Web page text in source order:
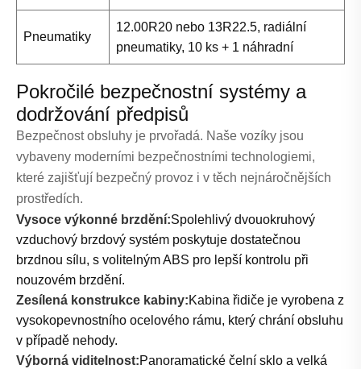
Pneumatiky
12.00R20 nebo 13R22.5, radiální
pneumatiky, 10 ks + 1 náhradní
Pokročilé bezpečnostní systémy a
dodržování předpisů
Bezpečnost obsluhy je prvořadá. Naše vozíky jsou
vybaveny moderními bezpečnostními technologiemi,
které zajišťují bezpečný provoz i v těch nejnáročnějších
prostředích.
Vysoce výkonné brzdění:Spolehlivý dvouokruhový
vzduchový brzdový systém poskytuje dostatečnou
brzdnou sílu, s volitelným ABS pro lepší kontrolu při
nouzovém brzdění.
Zesílená konstrukce kabiny:Kabina řidiče je vyrobena z
vysokopevnostního ocelového rámu, který chrání obsluhu
v případě nehody.
Výborná viditelnost:Panoramatické čelní sklo a velká